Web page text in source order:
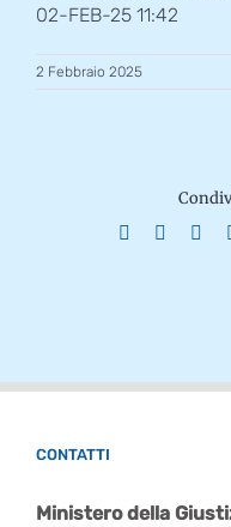
02-FEB-25 11:42
2 Febbraio 2025
Facebook
CONTATTI
Ministero della